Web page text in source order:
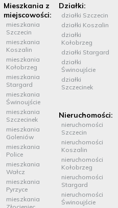
Mieszkania z
miejscowości:
mieszkania
Szczecin
mieszkania
Koszalin
mieszkania
Kołobrzeg
mieszkania
Stargard
mieszkania
Świnoujście
mieszkania
Szczecinek
mieszkania
Goleniów
mieszkania
Police
mieszkania
Wałcz
mieszkania
Pyrzyce
mieszkania
Działki:
działki Szczecin
działki Koszalin
działki
Kołobrzeg
działki Stargard
działki
Świnoujście
działki
Szczecinek
Nieruchomości:
nieruchomości
Szczecin
nieruchomości
Koszalin
nieruchomości
Kołobrzeg
nieruchomości
Stargard
nieruchomości
Świnoujście